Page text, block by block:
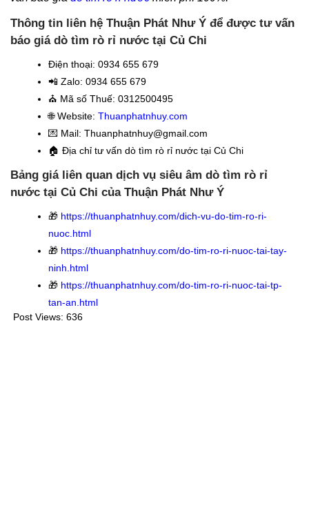
Thông tin liên hệ Thuận Phát Như Ý để được tư vấn
báo giá dò tìm rò rỉ nước tại Củ Chi
Điện thoại: 0934 655 679
📲 Zalo: 0934 655 679
⛪️ Mã số Thuế: 0312500495
🌐 Website: Thuanphatnhuy.com
💌 Mail: Thuanphatnhuy@gmail.com
🏠 Địa chỉ tư vấn dò tìm rò rỉ nước tại Củ Chi
Bảng giá liên quan dịch vụ siêu âm dò tìm rò rỉ
nước tại Củ Chi của Thuận Phát Như Ý
🎁 https://thuanphatnhuy.com/dich-vu-do-tim-ro-ri-
nuoc.html
🎁 https://thuanphatnhuy.com/do-tim-ro-ri-nuoc-tai-tay-
ninh.html
🎁 https://thuanphatnhuy.com/do-tim-ro-ri-nuoc-tai-tp-
tan-an.html
Post Views: 636